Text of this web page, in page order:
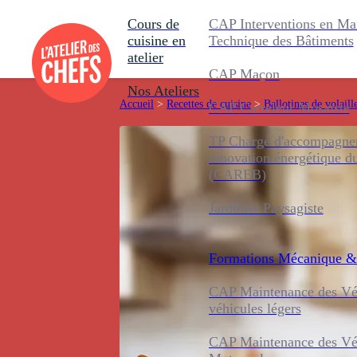
Cours de
cuisine en
atelier
Nos Ateliers
CAP Interventions en
Technique des Bâtiments
CAP Maçon
CAP Carreleur Mosaïste
TP Chargé
rénovation énergétique
(CAREB)
Jardinier Paysagiste
Formations Mécanique
CAP Maintenance des
véhicules légers
CAP Maintenance des
Accueil > Recettes de cuisine > Ballotines de